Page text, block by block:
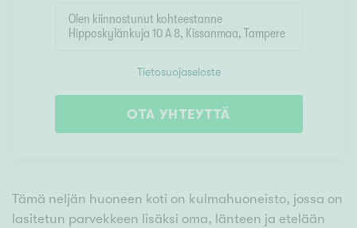
Tietosuojaseloste
OTA YHTEYTTÄ
Tämä neljän huoneen koti on kulmahuoneisto, jossa on
lasitetun parvekkeen lisäksi oma, länteen ja etelään